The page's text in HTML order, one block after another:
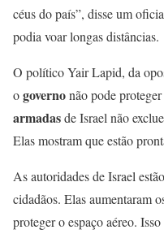
céus do país”, disse um
podia voar longas distâncias.
O político Yair Lapid, da
ogovernonão pode
armadasde Israel não
Elas mostram que estão
As autoridades de Israel
cidadãos. Elas aumentaram
proteger o espaço aéreo.